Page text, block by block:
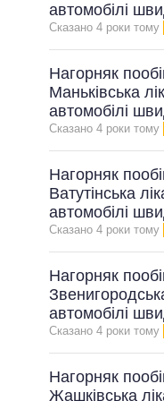
автомобілі
Сказано 4 роки тому
Нагорняк
Маньківська
автомобілі
Сказано 4 роки тому
Нагорняк
Ватутінська
автомобілі
Сказано 4 роки тому
Нагорняк
автомобілі
Сказано 4 роки тому
Нагорняк
Жашківська